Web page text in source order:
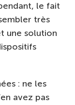
le fait
très
une solution
: ne les
avez pas